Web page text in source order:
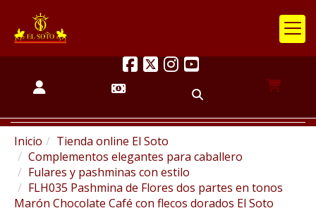
Inicio
Tienda online El Soto
Complementos elegantes para caballero
Fulares y pashminas con estilo
FLH035 Pashmina de Flores dos partes en tonos
Marón Chocolate Café con flecos dorados El Soto